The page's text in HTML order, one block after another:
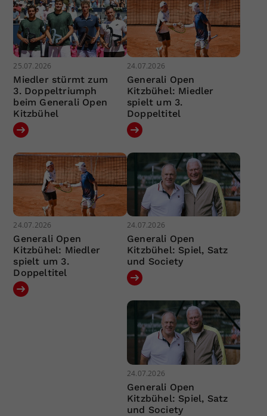
25.07.2026
Miedler stürmt zum
3. Doppeltriumph
beim Generali Open
Kitzbühel
24.07.2026
Generali Open
Kitzbühel: Miedler
spielt um 3.
Doppeltitel
24.07.2026
Generali Open
Kitzbühel: Miedler
spielt um 3.
Doppeltitel
24.07.2026
Generali Open
Kitzbühel: Spiel, Satz
und Society
24.07.2026
Generali Open
Kitzbühel: Spiel, Satz
und Society